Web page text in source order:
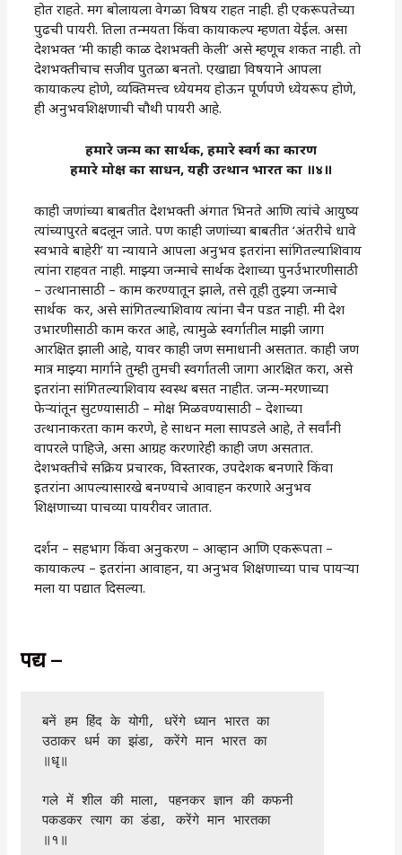
होत राहते. मग बोलायला वेगळा विषय राहत नाही. ही एकरूपतेच्या
पुढची पायरी. तिला तन्मयता किंवा कायाकल्प म्हणता येईल. असा
देशभक्त ‘मी काही काळ देशभक्ती केली’ असे म्हणूच शकत नाही. तो
देशभक्तीचाच सजीव पुतळा बनतो. एखाद्या विषयाने आपला
कायाकल्प होणे, व्यक्तिमत्त्व ध्येयमय होऊन पूर्णपणे ध्येयरूप होणे,
ही अनुभवशिक्षणाची चौथी पायरी आहे.
हमारे जन्म का सार्थक, हमारे स्वर्ग का कारण
हमारे मोक्ष का साधन, यही उत्थान भारत का ॥४॥
काही जणांच्या बाबतीत देशभक्ती अंगात भिनते आणि त्यांचे आयुष्य
त्यांच्यापुरते बदलून जाते. पण काही जणांच्या बाबतीत ‌‘अंतरीचे धावे
स्वभावे बाहेरी‌’ या न्यायाने आपला अनुभव इतरांना सांगितल्याशिवाय
त्यांना राहवत नाही. माझ्या जन्माचे सार्थक देशाच्या पुनर्उभारणीसाठी
– उत्थानासाठी – काम करण्यातून झाले, तसे तूही तुझ्या जन्माचे
सार्थक कर, असे सांगितल्याशिवाय त्यांना चैन पडत नाही. मी देश
उभारणीसाठी काम करत आहे, त्यामुळे स्वर्गातील माझी जागा
आरक्षित झाली आहे, यावर काही जण समाधानी असतात. काही जण
मात्र माझ्या मार्गाने तुम्ही तुमची स्वर्गातली जागा आरक्षित करा, असे
इतरांना सांगितल्याशिवाय स्वस्थ बसत नाहीत. जन्म-मरणाच्या
फेऱ्यांतून सुटण्यासाठी – मोक्ष मिळवण्यासाठी – देशाच्या
उत्थानाकरता काम करणे, हे साधन मला सापडले आहे, ते सर्वांनी
वापरले पाहिजे, असा आग्रह करणारेही काही जण असतात.
देशभक्तीचे सक्रिय प्रचारक, विस्तारक, उपदेशक बनणारे किंवा
इतरांना आपल्यासारखे बनण्याचे आवाहन करणारे अनुभव
शिक्षणाच्या पाचव्या पायरीवर जातात.
दर्शन – सहभाग किंवा अनुकरण – आव्हान आणि एकरूपता –
कायाकल्प – इतरांना आवाहन, या अनुभव शिक्षणाच्या पाच पायऱ्या
मला या पद्यात दिसल्या.
पद्य –
बनें हम हिंद के योगी, धरेंगे ध्यान भारत का
उठाकर धर्म का झंडा, करेंगे मान भारत का
॥धृ॥
गले में शील की माला, पहनकर ज्ञान की कफनी
पकडकर त्याग का डंडा, करेंगे मान भारतका
॥१॥